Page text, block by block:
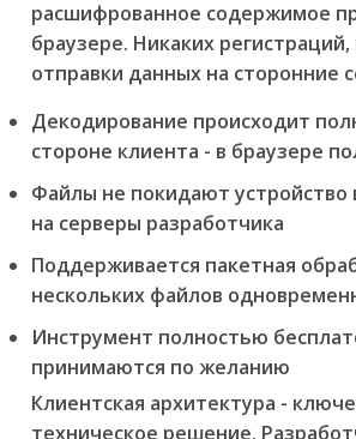
расшифрованное содержимое
браузере. Никаких регистраций,
отправки данных на сторонние
Декодирование происходит
стороне клиента - в браузере
Файлы не покидают устройство
на серверы разработчика
Поддерживается пакетная
нескольких файлов
Инструмент полностью
принимаются по желанию
Клиентская архитектура -
техническое решение.